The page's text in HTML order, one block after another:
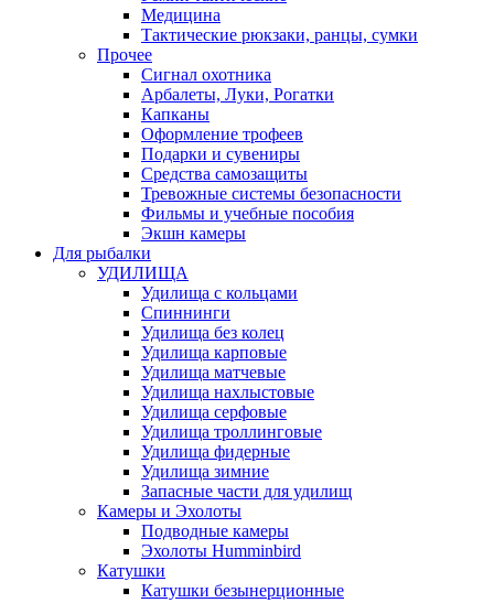
Медицина
Тактические рюкзаки, ранцы, сумки
Прочее
Сигнал охотника
Арбалеты, Луки, Рогатки
Капканы
Оформление трофеев
Подарки и сувениры
Средства самозащиты
Тревожные системы безопасности
Фильмы и учебные пособия
Экшн камеры
Для рыбалки
УДИЛИЩА
Удилища с кольцами
Спиннинги
Удилища без колец
Удилища карповые
Удилища матчевые
Удилища нахлыстовые
Удилища серфовые
Удилища троллинговые
Удилища фидерные
Удилища зимние
Запасные части для удилищ
Камеры и Эхолоты
Подводные камеры
Эхолоты Humminbird
Катушки
Катушки безынерционные